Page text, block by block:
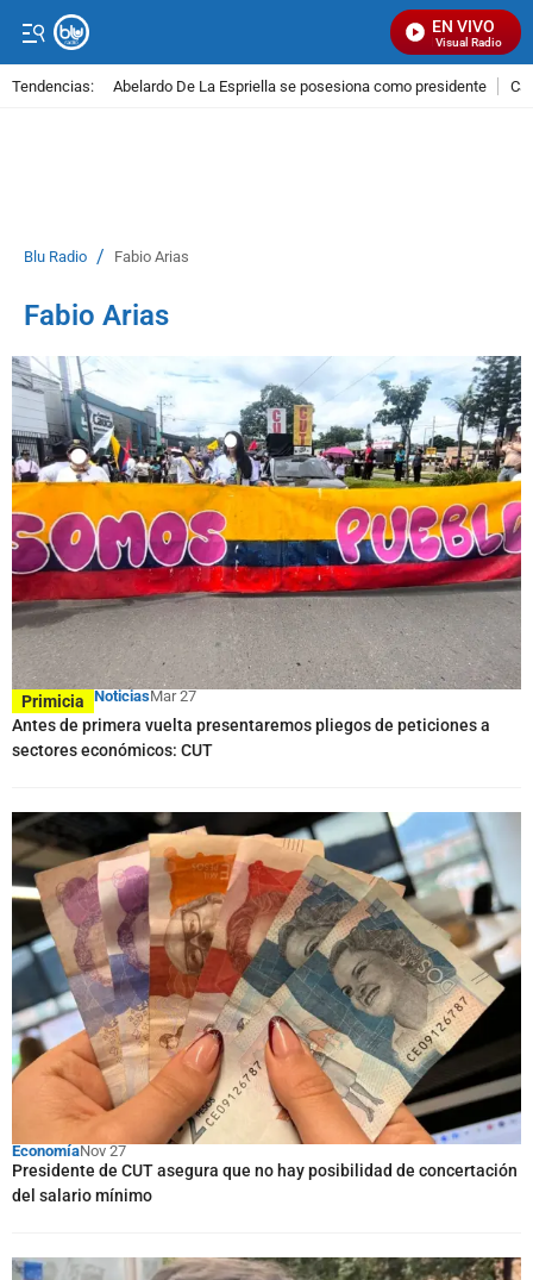
EN VIVO
Señal Visual Radio
Tendencias: Abelardo De La Espriella se posesiona como presidente
Blu Radio / Fabio Arias
Fabio Arias
Primicia NoticiasMar 27
Antes de primera vuelta presentaremos pliegos de peticiones a
sectores económicos: CUT
EconomíaNov 27
Presidente de CUT asegura que no hay posibilidad de concertación
del salario mínimo